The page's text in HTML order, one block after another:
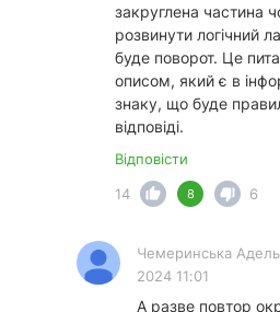
закруглена частина
розвинути логічний
буде поворот. Це
описом, який є в
знаку, що буде
відповіді.
Відповісти
14
8 6
Чемеринська
2024 11:01
А разве повтор